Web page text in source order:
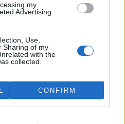
my
Advertising.
Use,
Sharing of my
with the
collected.
CONFIRM
názory, komentáře a postřehy. Tím,
se ale zároveň zavazujete
porušení si redakce
příspěvěk